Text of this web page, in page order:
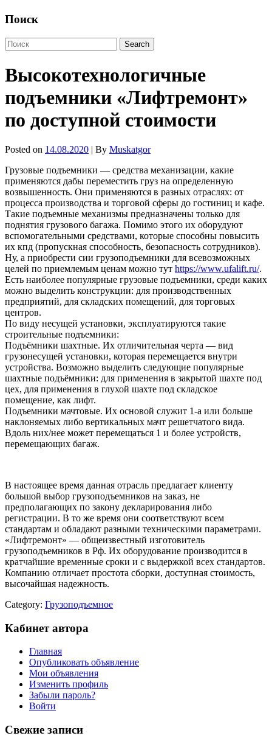
Поиск
Высокотехнологичные
подъемники «Лифтремонт»
по доступной стоимости
Posted on 14.08.2020 | By Muskatgor
Грузовые подъемники — средства механизации, какие
применяются дабы переместить груз на определенную
возвышенность. Они применяются в разных отраслях: от
процесса производства и торговой сферы до гостиниц и кафе.
Такие подъемные механизмы предназначены только для
поднятия грузового багажа. Помимо этого их оборудуют
вспомогательными средствами, которые способны повысить
их кпд (пропускная способность, безопасность сотрудников).
Ну, а приобрести сии грузоподъемники для всевозможных
целей по приемлемым ценам можно тут https://www.ufalift.ru/.
Есть наиболее популярные грузовые подъемники, среди каких
можно выделить конструкции: для производственных
предприятий, для складских помещений, для торговых
центров.
По виду несущей установки, эксплуатируются такие
строительные подъемники:
Подъёмники шахтные. Их отличительная черта — вид
грузонесущей установки, которая перемещается внутри
устройства. Возможно выделить следующие популярные
шахтные подъёмники: для применения в закрытой шахте под
цех, для применения в глухой шахте под складское
помещение, как лифт.
Подъемники мачтовые. Их основой служит 1-а или больше
наклоняемых либо вертикальных мачт решетчатого вида.
Вдоль них/нее может перемещаться 1 и более устройств,
перемещающих багаж.
В настоящее время данная отрасль предлагает клиенту
большой выбор грузоподъемников на заказ, не
предполагающих по закону декларирования либо
регистрации. В то же время они соответствуют всем
стандартам и обладают разными техническими параметрами.
«Лифтремонт» — общеизвестный изготовитель
грузоподъемников в Рф. Их оборудование производится в
кратчайшие временные сроки и с выдержкой всех стандартов.
Компанию отличает простота сборки, доступная стоимость,
высочайшая надежность.
Category: Грузоподъемное
Кабинет автора
Главная
Опубликовать объявление
Мои объявления
Изменить профиль
Забыли пароль?
Войти
Свежие записи